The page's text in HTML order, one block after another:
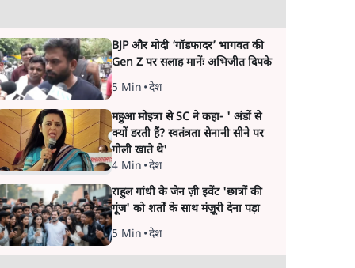
BJP और मोदी ‘गॉडफादर’ भागवत की
Gen Z पर सलाह मानेंः अभिजीत दिपके
5 Min •देश
महुआ मोइत्रा से SC ने कहा- ' अंडों से
क्यों डरती हैं? स्वतंत्रता सेनानी सीने पर
गोली खाते थे'
4 Min •देश
राहुल गांधी के जेन ज़ी इवेंट 'छात्रों की
गूंज' को शर्तों के साथ मंज़ूरी देना पड़ा
5 Min •देश